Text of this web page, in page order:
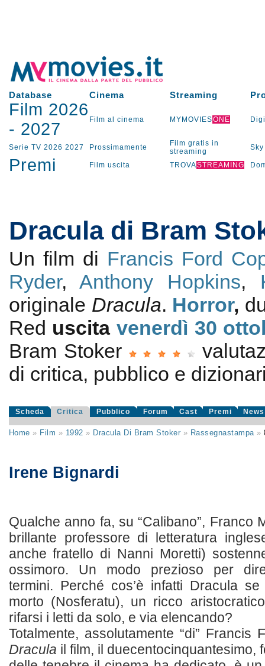
Database Cinema Streaming
Film 2026
- 2027 Film al cinema MYMOVIESONE
Serie TV 2026 2027 Prossimamente
Film gratis in
streaming
Sky
Premi Film uscita TROVASTREAMING
Dracula di Bram
Un film di Francis Ford
Ryder,Anthony Hopkins,
originale Dracula. Horror,
Red uscitavenerdì 30
Bram Stoker
di critica, pubblico e
Scheda Critica Pubblico Forum Cast Premi News
Home » Film » 1992 » Dracula Di Bram Stoker » Rassegnastampa»
Irene Bignardi
Qualche anno fa, su “Calibano”, Franco
brillante professore di letteratura
anche fratello di Nanni Moretti)
ossimoro. Un modo prezioso per
termini. Perché cos’è infatti Dracula
morto (Nosferatu), un ricco
rifarsi i letti da solo, e via elencando?
Totalmente, assolutamente “di” Francis
Dracula il film, il duecentocinquantesimo,